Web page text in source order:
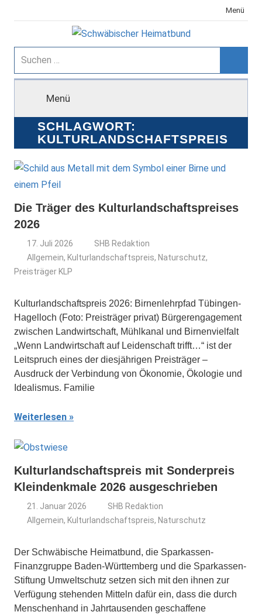
Inhalt
Menü
Schwäbischer
Heimatbund
Suchen
nach:
Menü
SCHLAGWORT:
KULTURLANDSCHAFTSPREIS
Die Träger des Kulturlandschaftspreises
2026
17. Juli 2026
SHB Redaktion
Allgemein, Kulturlandschaftspreis, Naturschutz,
Preisträger KLP
Kulturlandschaftspreis 2026: Birnenlehrpfad Tübingen-
Hagelloch (Foto: Preisträger privat) Bürgerengagement
zwi­schen Landwirtschaft, Mühlkanal und Birnenvielfalt
„Wenn Landwirtschaft auf Leidenschaft trifft…“ ist der
Leitspruch ei­nes der diesjährigen Preisträger –
Ausdruck der Verbindung von Ökonomie, Ökologie und
Idealismus. Familie
Weiterlesen
Kulturlandschaftspreis mit Sonderpreis
Kleindenkmale 2026 ausgeschrieben
21. Januar 2026
SHB Redaktion
Allgemein, Kulturlandschaftspreis, Naturschutz
Der Schwäbische Heimatbund, die Sparkassen-
Finanzgruppe Baden-Württemberg und die Sparkassen-
Stiftung Umweltschutz setzen sich mit den ihnen zur
Verfügung stehenden Mitteln dafür ein, dass die durch
Menschenhand in Jahrtausenden geschaffene